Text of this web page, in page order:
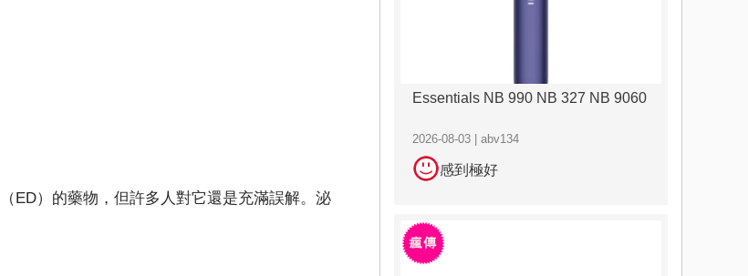
（ED）的藥物，但許多人對它還是充滿誤解。泌
Essentials NB 990 NB 327 NB 9060
2026-08-03 | abv134
感到極好